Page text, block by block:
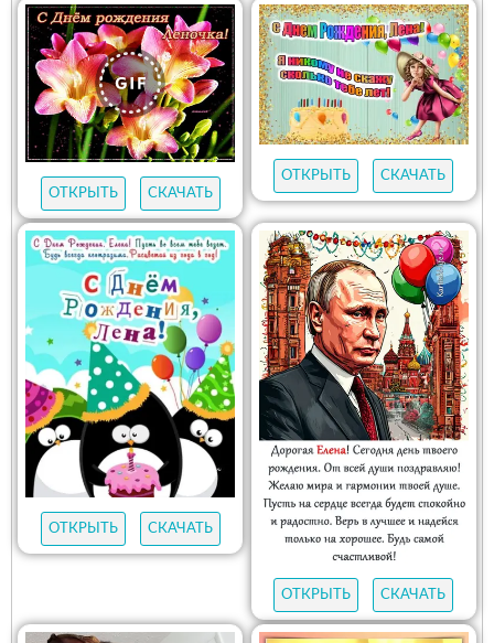
ОТКРЫТЬ СКАЧАТЬ
ОТКРЫТЬ СКАЧАТЬ
ОТКРЫТЬ СКАЧАТЬ
ОТКРЫТЬ СКАЧАТЬ